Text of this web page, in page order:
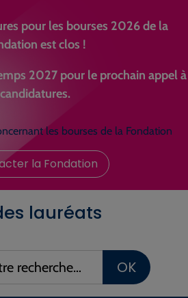
pour les bourses 2026 de la
est clos !
2027 pour le prochain appel à
candidatures.
les bourses de la Fondation
la Fondation
lauréats
OK